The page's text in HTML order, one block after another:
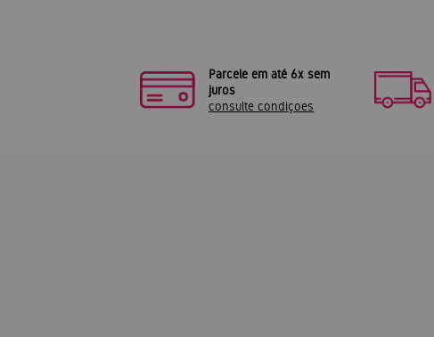
Parcele em até 6x sem
juros
consulte condiçoes